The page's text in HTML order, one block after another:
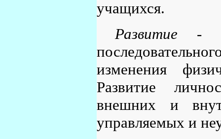
учащихся.
Развитие -
изменения
Развитие
внешних и
управляемых и